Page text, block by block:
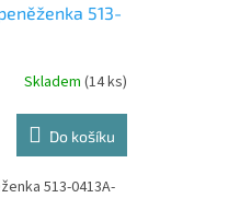
513-
Skladem (14 ks)
Do košíku
513-0413A-